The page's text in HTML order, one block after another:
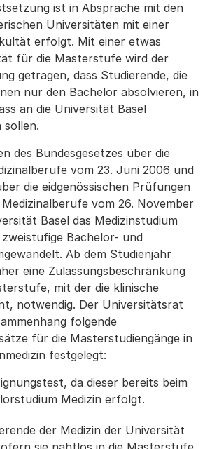
ist in Absprache mit den
Universitäten mit einer
erfolgt. Mit einer etwas
für die Masterstufe wird der
getragen, dass Studierende, die
nur den Bachelor absolvieren, in
an die Universität Basel
sollen.
des Bundesgesetzes über die
vom 23. Juni 2006 und
die eidgenössischen Prüfungen
vom 26. November
Basel das Medizinstudium
Bachelor- und
Ab dem Studienjahr
eine Zulassungsbeschränkung
mit der die klinische
notwendig. Der Universitätsrat
folgende
für die Masterstudiengänge in
festgelegt:
da dieser bereits beim
Medizin erfolgt.
der Medizin der Universität